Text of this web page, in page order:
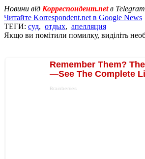
Новини від Корреспондент.netв
Читайте Korrespondent.net в Google News
ТЕГИ: суд, отдых, апелляция
Якщо ви помітили помилку, виділіть